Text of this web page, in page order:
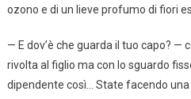
ozono e di un lieve profumo di fiori
— E dov’è che guarda il tuo capo? —
rivolta al figlio ma con lo sguardo
dipendente così… State facendo una